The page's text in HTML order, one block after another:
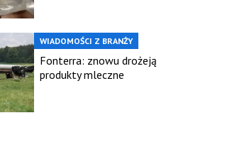
WIADOMOŚCI Z BRANŻY
Fonterra: znowu drożeją
produkty mleczne